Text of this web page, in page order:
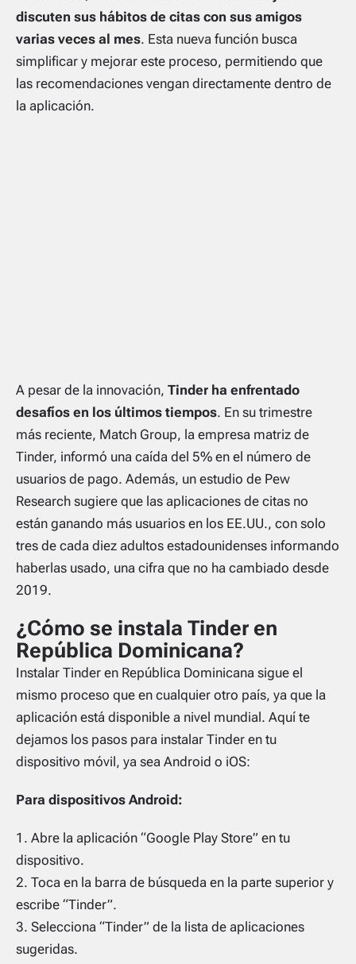
discuten sus hábitos de citas con sus amigos
varias veces al mes. Esta nueva función busca
simplificar y mejorar este proceso, permitiendo que
las recomendaciones vengan directamente dentro de
la aplicación.
A pesar de la innovación, Tinder ha enfrentado
desafíos en los últimos tiempos. En su trimestre
más reciente, Match Group, la empresa matriz de
Tinder, informó una caída del 5% en el número de
usuarios de pago. Además, un estudio de Pew
Research sugiere que las aplicaciones de citas no
están ganando más usuarios en los EE.UU., con solo
tres de cada diez adultos estadounidenses informando
haberlas usado, una cifra que no ha cambiado desde
2019.
¿Cómo se instala Tinder en
República Dominicana?
Instalar Tinder en República Dominicana sigue el
mismo proceso que en cualquier otro país, ya que la
aplicación está disponible a nivel mundial. Aquí te
dejamos los pasos para instalar Tinder en tu
dispositivo móvil, ya sea Android o iOS:
Para dispositivos Android:
Abre la aplicación “Google Play Store” en tu
dispositivo.
Toca en la barra de búsqueda en la parte superior y
escribe “Tinder”.
Selecciona “Tinder” de la lista de aplicaciones
sugeridas.